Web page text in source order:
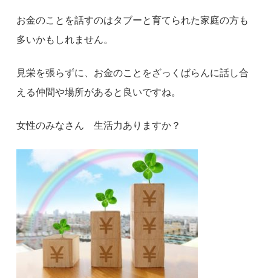
お金のことを話すのはタブーと育てられた家庭の方も
多いかもしれません。
見栄を張らずに、お金のことをざっくばらんに話し合
える仲間や場所があると良いですね。
女性のみなさん 生活力ありますか？